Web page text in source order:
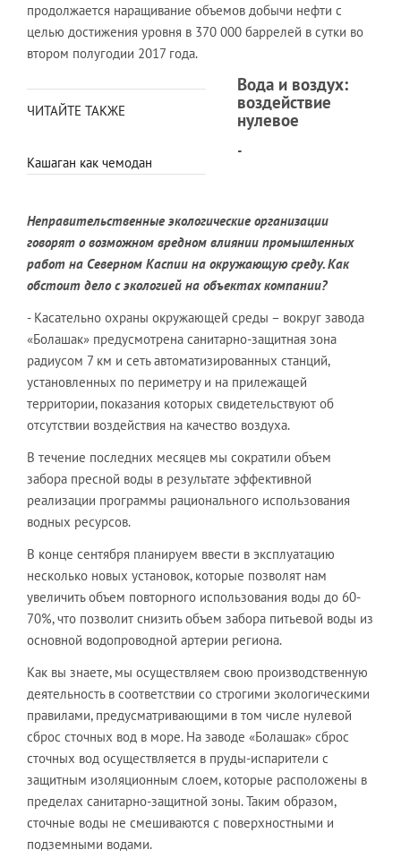
продолжается наращивание объемов добычи нефти с
целью достижения уровня в 370 000 баррелей в сутки во
втором полугодии 2017 года.
ЧИТАЙТЕ ТАКЖЕ
Кашаган как чемодан
Вода и воздух:
воздействие
нулевое
-
Неправительственные экологические организации
говорят о возможном вредном влиянии промышленных
работ на Северном Каспии на окружающую среду. Как
обстоит дело с экологией на объектах компании?
- Касательно охраны окружающей среды – вокруг завода
«Болашак» предусмотрена санитарно-защитная зона
радиусом 7 км и сеть автоматизированных станций,
установленных по периметру и на прилежащей
территории, показания которых свидетельствуют об
отсутствии воздействия на качество воздуха.
В течение последних месяцев мы сократили объем
забора пресной воды в результате эффективной
реализации программы рационального использования
водных ресурсов.
В конце сентября планируем ввести в эксплуатацию
несколько новых установок, которые позволят нам
увеличить объем повторного использования воды до 60-
70%, что позволит снизить объем забора питьевой воды из
основной водопроводной артерии региона.
Как вы знаете, мы осуществляем свою производственную
деятельность в соответствии со строгими экологическими
правилами, предусматривающими в том числе нулевой
сброс сточных вод в море. На заводе «Болашак» сброс
сточных вод осуществляется в пруды-испарители с
защитным изоляционным слоем, которые расположены в
пределах санитарно-защитной зоны. Таким образом,
сточные воды не смешиваются с поверхностными и
подземными водами.